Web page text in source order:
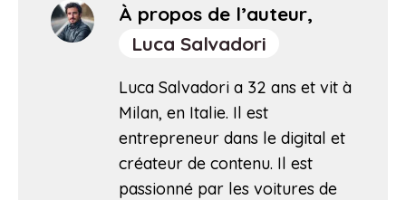
À propos de l’auteur,
Luca Salvadori
Luca Salvadori a 32 ans et vit à
Milan, en Italie. Il est
entrepreneur dans le digital et
créateur de contenu. Il est
passionné par les voitures de